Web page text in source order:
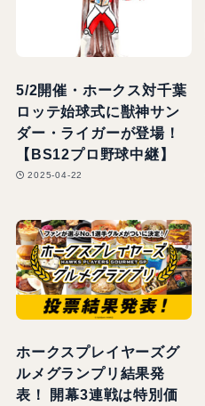
5/2開催・ホークス対千葉
ロッテ始球式に獣神サン
ダー・ライガーが登場！
【BS12プロ野球中継】
2025-04-22
ホークスプレイヤーズグ
ルメグランプリ結果発
表！ 開幕3連戦は特別価